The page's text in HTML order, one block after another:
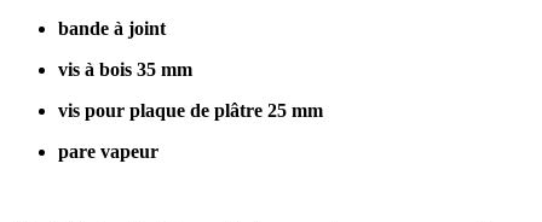
bande à joint
vis à bois 35 mm
vis pour plaque de plâtre 25 mm
pare vapeur